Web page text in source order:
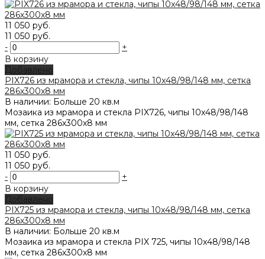
11 050 руб.
11 050 руб.
-
+
В корзину
Добавлено
PIX726 из мрамора и стекла, чипы 10x48/98/148 мм, сетка
286х300x8 мм
В наличии: Больше 20 кв.м
Мозаика из мрамора и стекла PIX726, чипы 10x48/98/148
мм, сетка 286х300x8 мм
11 050 руб.
11 050 руб.
-
+
В корзину
Добавлено
PIX725 из мрамора и стекла, чипы 10x48/98/148 мм, сетка
286х300x8 мм
В наличии: Больше 20 кв.м
Мозаика из мрамора и стекла PIX 725, чипы 10x48/98/148
мм, сетка 286х300x8 мм